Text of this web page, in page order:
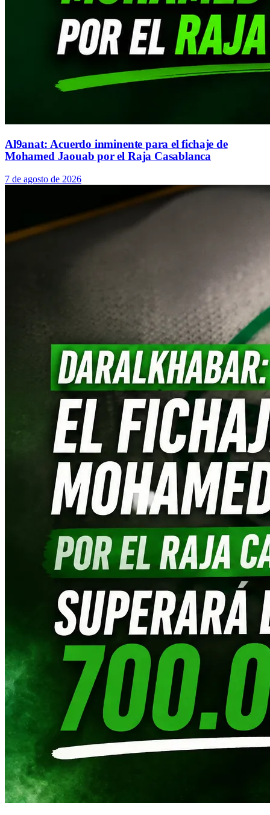
Al9anat: Acuerdo inminente para el fichaje de
Mohamed Jaouab por el Raja Casablanca
7 de agosto de 2026